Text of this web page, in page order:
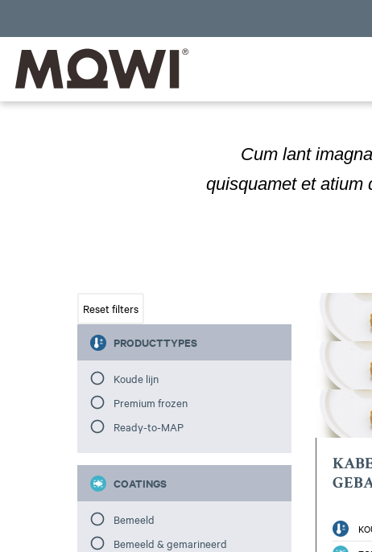
Cum lant
quisquamet et atium
PRODUCTTYPES
Koude lijn
Premium frozen
Ready-to-MAP
COATINGS
Bemeeld
Bemeeld & gemarineerd